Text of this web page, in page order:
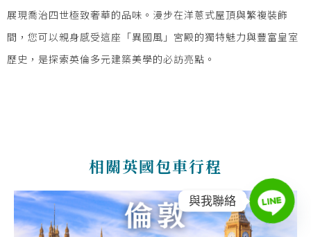
展現喬治四世極致奢華的品味。漫步在洋蔥式屋頂與繁複裝飾
間，您可以親身感受這座「異國風」宮殿的獨特魅力與豐富皇室
歷史，是探索英倫多元建築美學的必訪亮點。
相關英國包車行程​
與我聯絡